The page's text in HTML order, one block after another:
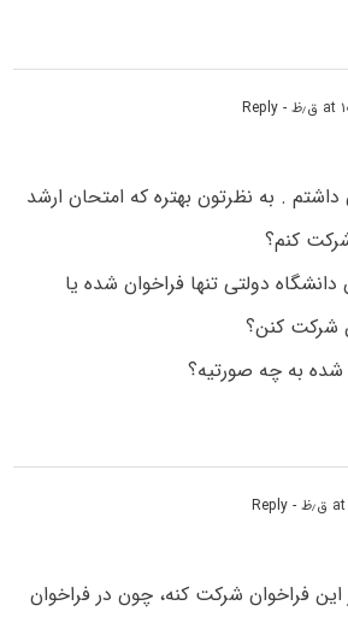
- Reply
. به نظرتون بهتره که امتحان ارشد
کنم؟
دانشگاه دولتی تنها فراخوان شده یا
شرکت کنن؟
شده به چه صورتیه؟
- Reply
در این فراخوان شرکت کنه، چون در فراخوان